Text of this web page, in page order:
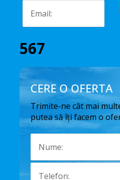
567
CERE O OFERTA
Trimite-ne cât mai
putea să îți facem o